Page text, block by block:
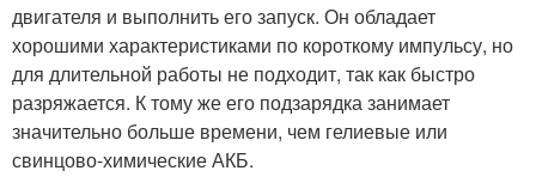
двигателя и выполнить его запуск. Он обладает
хорошими характеристиками по короткому импульсу, но
для длительной работы не подходит, так как быстро
разряжается. К тому же его подзарядка занимает
значительно больше времени, чем гелиевые или
свинцово-химические АКБ.